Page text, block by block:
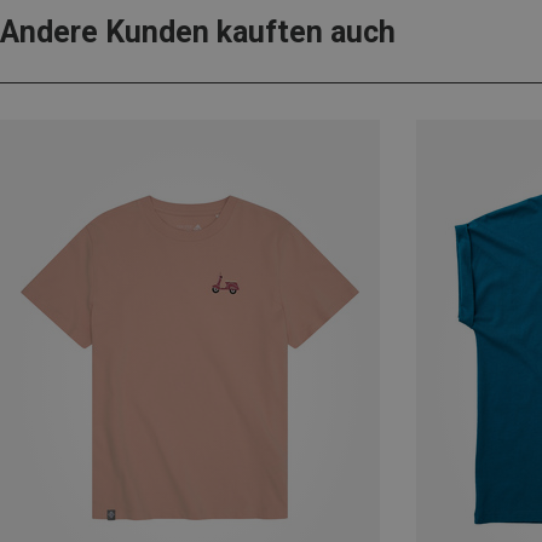
Andere Kunden kauften auch